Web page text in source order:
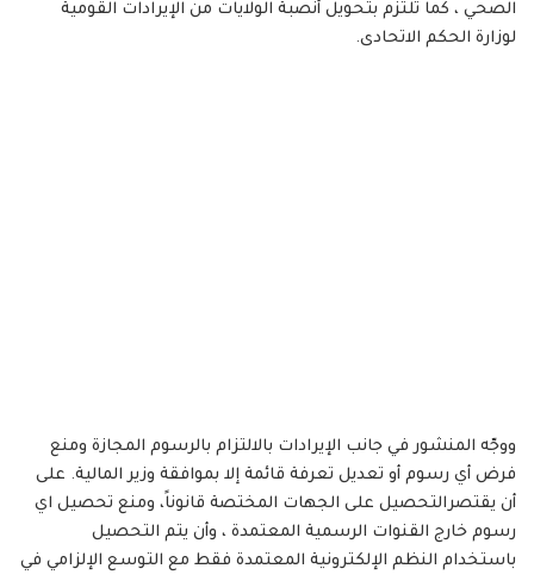
الصحي ، كما تلتزم بتحويل أنصبة الولايات من الإيرادات القومية
لوزارة الحكم الاتحادى.
ووجّه المنشور في جانب الإيرادات بالالتزام بالرسوم المجازة ومنع
فرض أي رسوم أو تعديل تعرفة قائمة إلا بموافقة وزير المالية. على
أن يقتصرالتحصيل على الجهات المختصة قانوناً، ومنع تحصيل اي
رسوم خارج القنوات الرسمية المعتمدة ، وأن يتم التحصيل
باستخدام النظم الإلكترونية المعتمدة فقط مع التوسع الإلزامي في